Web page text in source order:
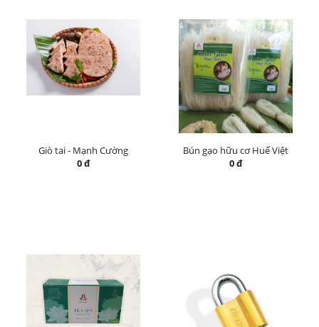
Giò tai - Mạnh Cường
0 đ
Bún gạo hữu cơ Huế Việt
0 đ